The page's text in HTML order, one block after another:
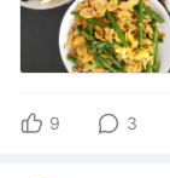
9 3